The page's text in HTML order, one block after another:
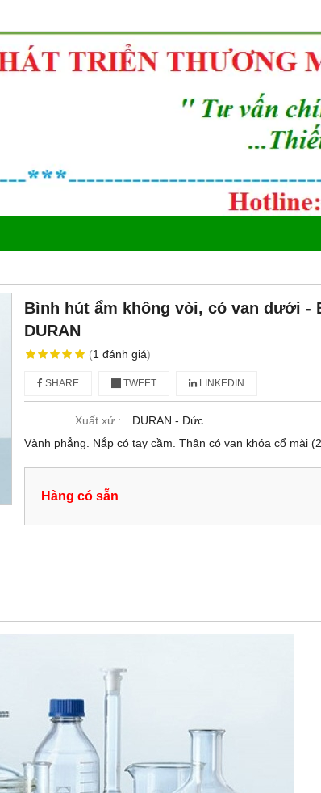
Bình hút ẩm không vòi, có van dưới -
DURAN
(1đánh giá)
SHARE TWEET LINKEDIN
Xuất xứ :
DURAN - Đức
Vành phẳng. Nắp có tay cầm. Thân có van khóa cổ mài
Hàng có sẵn